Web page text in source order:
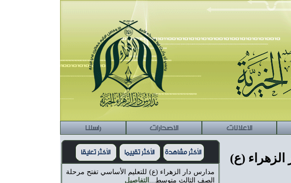
الاعلانات الاصدارات راسلنا
الزهراء (ع)
مدارس دار الزهراء (ع) للتعليم الأساسي تفتح مرحلة
الصف الثالث متوسط... التفاصيل